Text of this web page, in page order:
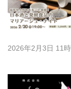
2026年2月3日 11時